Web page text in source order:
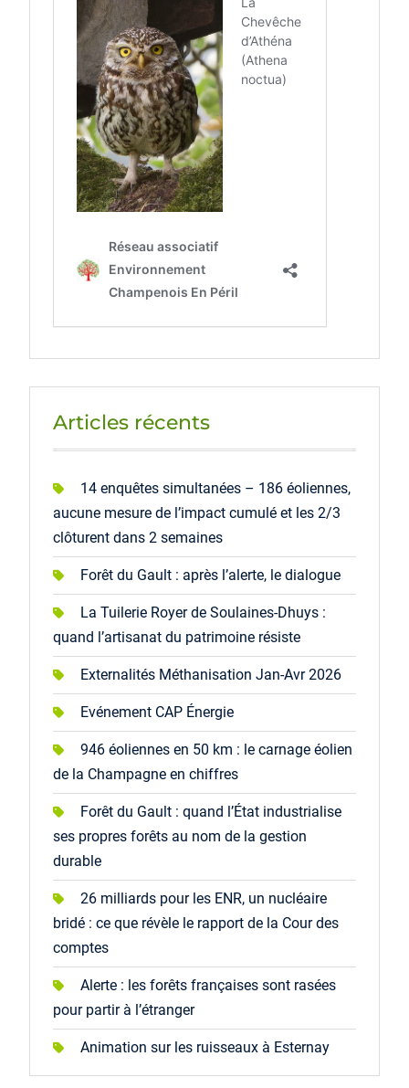
Articles récents
14 enquêtes simultanées – 186 éoliennes,
aucune mesure de l’impact cumulé et les 2/3
clôturent dans 2 semaines
Forêt du Gault : après l’alerte, le dialogue
La Tuilerie Royer de Soulaines-Dhuys :
quand l’artisanat du patrimoine résiste
Externalités Méthanisation Jan-Avr 2026
Evénement CAP Énergie
946 éoliennes en 50 km : le carnage éolien
de la Champagne en chiffres
Forêt du Gault : quand l’État industrialise
ses propres forêts au nom de la gestion
durable
26 milliards pour les ENR, un nucléaire
bridé : ce que révèle le rapport de la Cour des
comptes
Alerte : les forêts françaises sont rasées
pour partir à l’étranger
Animation sur les ruisseaux à Esternay